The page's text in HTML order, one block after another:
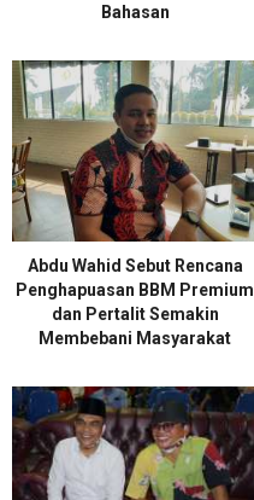
Bahasan
Abdu Wahid Sebut Rencana
Penghapuasan BBM Premium
dan Pertalit Semakin
Membebani Masyarakat